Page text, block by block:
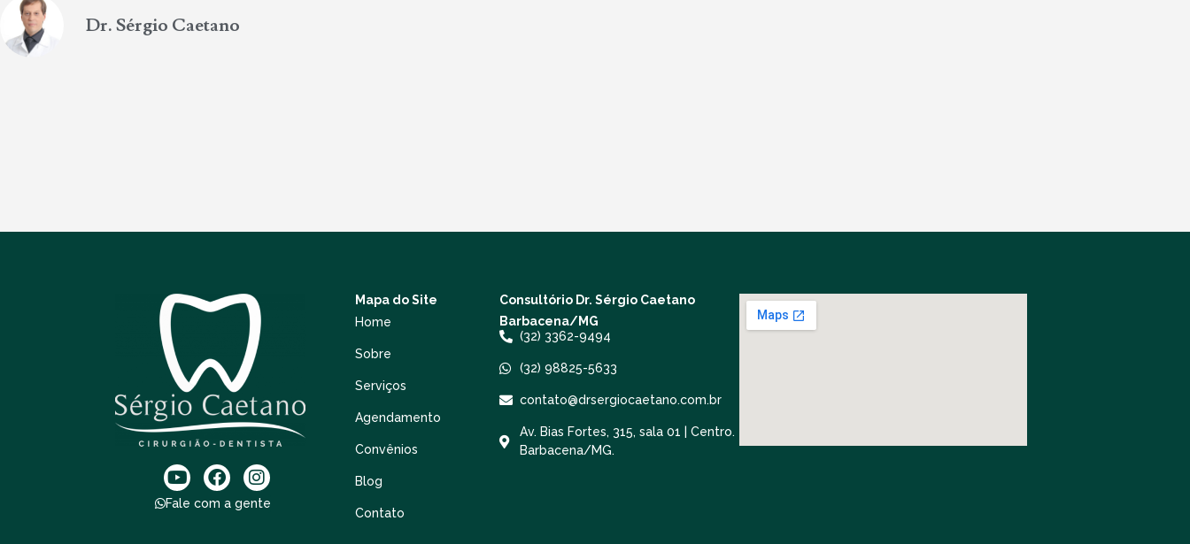
Dr. Sérgio Caetano
Fale com a gente
Mapa do Site
Home
Sobre
Serviços
Agendamento
Convênios
Blog
Contato
Consultório Dr. Sérgio Caetano
Barbacena/MG
(32) 3362-9494
(32) 98825-5633
contato@drsergiocaetano.com.br
Av. Bias Fortes, 315, sala 01 | Centro.
Barbacena/MG.